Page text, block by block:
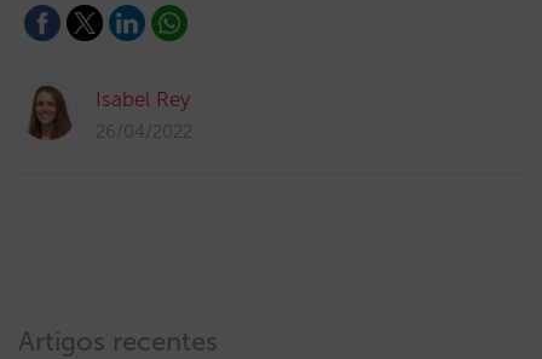
Isabel Rey
26/04/2022
Artigos recentes